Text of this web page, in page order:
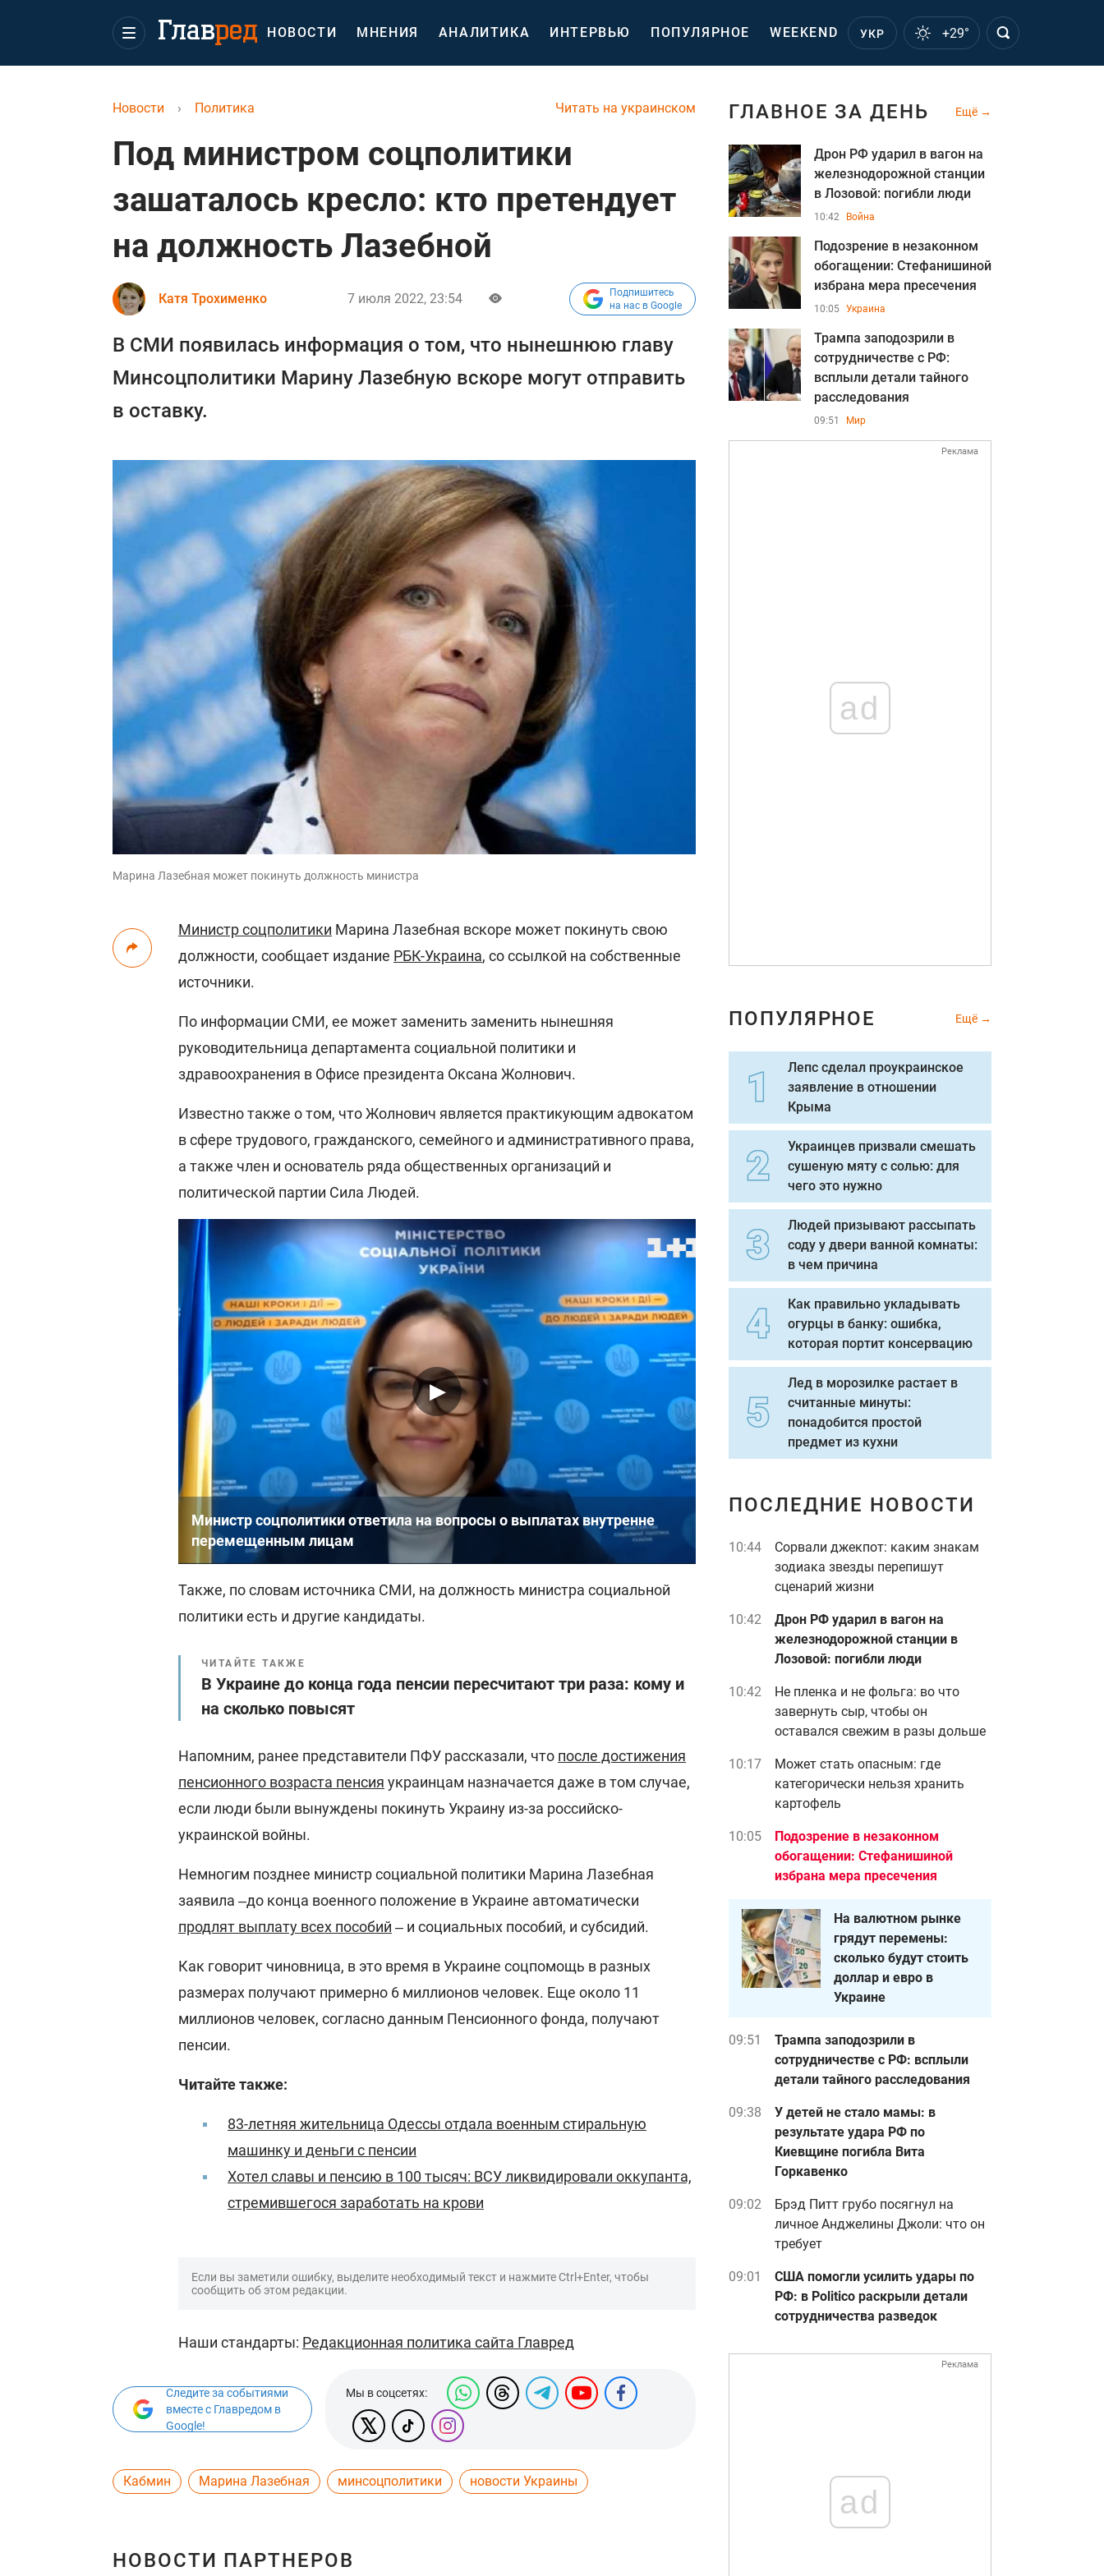
НОВОСТИ МНЕНИЯ АНАЛИТИКА ИНТЕРВЬЮ ПОПУЛЯРНОЕ WEEKEND УКР +29°
Читать на украинском
Новости › Политика
Под министром соцполитики
зашаталось кресло: кто претендует
на должность Лазебной
Катя Трохименко 7 июля 2022, 23:54
Подпишитесь
на нас в Google
В СМИ появилась информация о том, что нынешнюю главу
Минсоцполитики Марину Лазебную вскоре могут отправить
в оставку.
Марина Лазебная может покинуть должность министра
Министр соцполитики Марина Лазебная вскоре может покинуть свою
должности, сообщает издание РБК-Украина, со ссылкой на собственные
источники.
По информации СМИ, ее может заменить заменить нынешняя
руководительница департамента социальной политики и
здравоохранения в Офисе президента Оксана Жолнович.
Известно также о том, что Жолнович является практикующим адвокатом
в сфере трудового, гражданского, семейного и административного права,
а также член и основатель ряда общественных организаций и
политической партии Сила Людей.
Министр соцполитики ответила на вопросы о выплатах внутренне
перемещенным лицам
Также, по словам источника СМИ, на должность министра социальной
политики есть и другие кандидаты.
ЧИТАЙТЕ ТАКЖЕ
В Украине до конца года пенсии пересчитают три раза: кому и
на сколько повысят
Напомним, ранее представители ПФУ рассказали, что после достижения
пенсионного возраста пенсия украинцам назначается даже в том случае,
если люди были вынуждены покинуть Украину из-за российско-
украинской войны.
Немногим позднее министр социальной политики Марина Лазебная
заявила ‒до конца военного положение в Украине автоматически
продлят выплату всех пособий ‒ и социальных пособий, и субсидий.
Как говорит чиновница, в это время в Украине соцпомощь в разных
размерах получают примерно 6 миллионов человек. Еще около 11
миллионов человек, согласно данным Пенсионного фонда, получают
пенсии.
Читайте также:
83-летняя жительница Одессы отдала военным стиральную
машинку и деньги с пенсии
Хотел славы и пенсию в 100 тысяч: ВСУ ликвидировали оккупанта,
стремившегося заработать на крови
Если вы заметили ошибку, выделите необходимый текст и нажмите Ctrl+Enter, чтобы
сообщить об этом редакции.
Наши стандарты: Редакционная политика сайта Главред
Следите за событиями
вместе с Главредом в
Google!
Мы в соцсетях:
Кабмин Марина Лазебная минсоцполитики новости Украины
НОВОСТИ ПАРТНЕРОВ
ГЛАВНОЕ ЗА ДЕНЬ Ещё
Дрон РФ ударил в вагон на
железнодорожной станции
в Лозовой: погибли люди
10:42 Война
Подозрение в незаконном
обогащении: Стефанишиной
избрана мера пресечения
10:05 Украина
Трампа заподозрили в
сотрудничестве с РФ:
всплыли детали тайного
расследования
09:51 Мир
Реклама
ad
ПОПУЛЯРНОЕ Ещё
Лепс сделал проукраинское
заявление в отношении
Крыма
Украинцев призвали смешать
сушеную мяту с солью: для
чего это нужно
Людей призывают рассыпать
соду у двери ванной комнаты:
в чем причина
Как правильно укладывать
огурцы в банку: ошибка,
которая портит консервацию
Лед в морозилке растает в
считанные минуты:
понадобится простой
предмет из кухни
ПОСЛЕДНИЕ НОВОСТИ
10:44
Сорвали джекпот: каким знакам
зодиака звезды перепишут
сценарий жизни
10:42
Дрон РФ ударил в вагон на
железнодорожной станции в
Лозовой: погибли люди
10:42
Не пленка и не фольга: во что
завернуть сыр, чтобы он
оставался свежим в разы дольше
10:17
Может стать опасным: где
категорически нельзя хранить
картофель
10:05
Подозрение в незаконном
обогащении: Стефанишиной
избрана мера пресечения
На валютном рынке
грядут перемены:
сколько будут стоить
доллар и евро в
Украине
09:51
Трампа заподозрили в
сотрудничестве с РФ: всплыли
детали тайного расследования
09:38
У детей не стало мамы: в
результате удара РФ по
Киевщине погибла Вита
Горкавенко
09:02
Брэд Питт грубо посягнул на
личное Анджелины Джоли: что он
требует
09:01
США помогли усилить удары по
РФ: в Politico раскрыли детали
сотрудничества разведок
Реклама
ad